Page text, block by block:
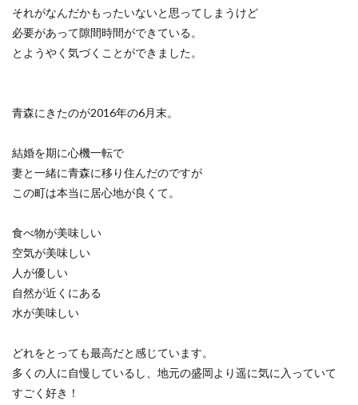
それがなんだかもったいないと思ってしまうけど
必要があって隙間時間ができている。
とようやく気づくことができました。
青森にきたのが2016年の6月末。
結婚を期に心機一転で
妻と一緒に青森に移り住んだのですが
この町は本当に居心地が良くて。
食べ物が美味しい
空気が美味しい
人が優しい
自然が近くにある
水が美味しい
どれをとっても最高だと感じています。
多くの人に自慢しているし、地元の盛岡より遥に気に入っていて
すごく好き！